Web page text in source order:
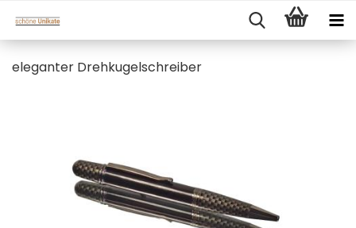
eleganter Drehkugelschreiber